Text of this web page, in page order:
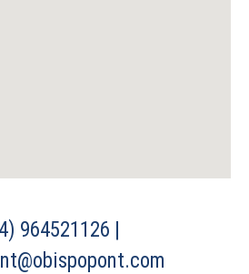
964521126 |